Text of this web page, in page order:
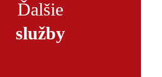
Ďalšie
služby